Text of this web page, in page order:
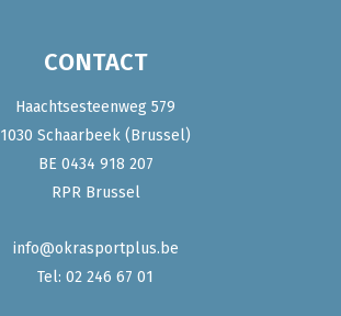
CONTACT
Haachtsesteenweg 579
1030 Schaarbeek (Brussel)
BE 0434 918 207
RPR Brussel
info@okrasportplus.be
Tel: 02 246 67 01